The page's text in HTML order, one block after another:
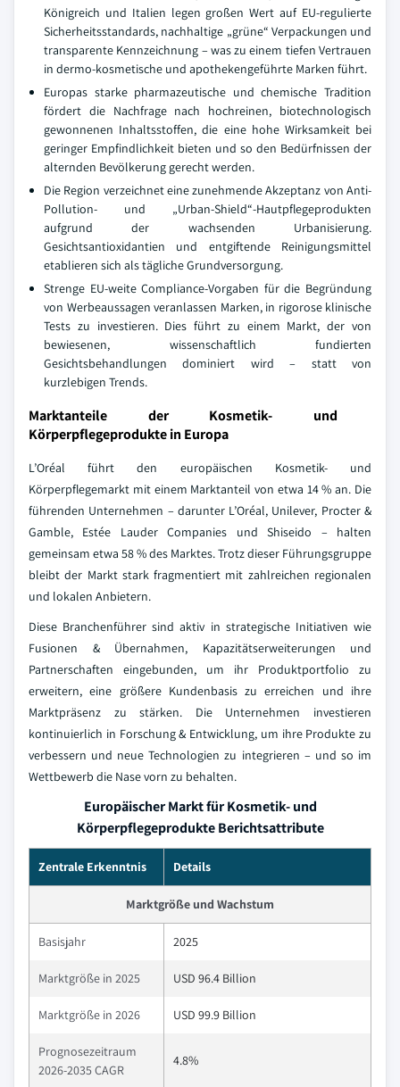
Königreich und Italien legen großen Wert auf EU-regulierte
Sicherheitsstandards, nachhaltige „grüne“ Verpackungen und
transparente Kennzeichnung – was zu einem tiefen Vertrauen
in dermo-kosmetische und apothekengeführte Marken führt.
Europas starke pharmazeutische und chemische Tradition
fördert die Nachfrage nach hochreinen, biotechnologisch
gewonnenen Inhaltsstoffen, die eine hohe Wirksamkeit bei
geringer Empfindlichkeit bieten und so den Bedürfnissen der
alternden Bevölkerung gerecht werden.
Die Region verzeichnet eine zunehmende Akzeptanz von Anti-
Pollution- und „Urban-Shield“-Hautpflegeprodukten
aufgrund der wachsenden Urbanisierung.
Gesichtsantioxidantien und entgiftende Reinigungsmittel
etablieren sich als tägliche Grundversorgung.
Strenge EU-weite Compliance-Vorgaben für die Begründung
von Werbeaussagen veranlassen Marken, in rigorose klinische
Tests zu investieren. Dies führt zu einem Markt, der von
bewiesenen, wissenschaftlich fundierten
Gesichtsbehandlungen dominiert wird – statt von
kurzlebigen Trends.
Marktanteile der Kosmetik- und
Körperpflegeprodukte in Europa
L’Oréal führt den europäischen Kosmetik- und
Körperpflegemarkt mit einem Marktanteil von etwa 14 % an. Die
führenden Unternehmen – darunter L’Oréal, Unilever, Procter &
Gamble, Estée Lauder Companies und Shiseido – halten
gemeinsam etwa 58 % des Marktes. Trotz dieser Führungsgruppe
bleibt der Markt stark fragmentiert mit zahlreichen regionalen
und lokalen Anbietern.
Diese Branchenführer sind aktiv in strategische Initiativen wie
Fusionen & Übernahmen, Kapazitätserweiterungen und
Partnerschaften eingebunden, um ihr Produktportfolio zu
erweitern, eine größere Kundenbasis zu erreichen und ihre
Marktpräsenz zu stärken. Die Unternehmen investieren
kontinuierlich in Forschung & Entwicklung, um ihre Produkte zu
verbessern und neue Technologien zu integrieren – und so im
Wettbewerb die Nase vorn zu behalten.
Europäischer Markt für Kosmetik- und
Körperpflegeprodukte Berichtsattribute
Zentrale Erkenntnis Details
Marktgröße und Wachstum
Basisjahr 2025
Marktgröße in 2025 USD 96.4 Billion
Marktgröße in 2026 USD 99.9 Billion
Prognosezeitraum
2026-2035 CAGR
4.8%